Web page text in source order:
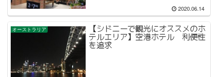
2020.06.14
オーストラリア 【シドニーで観光にオススメのホ
テルエリア】空港ホテル 利便性
を追求